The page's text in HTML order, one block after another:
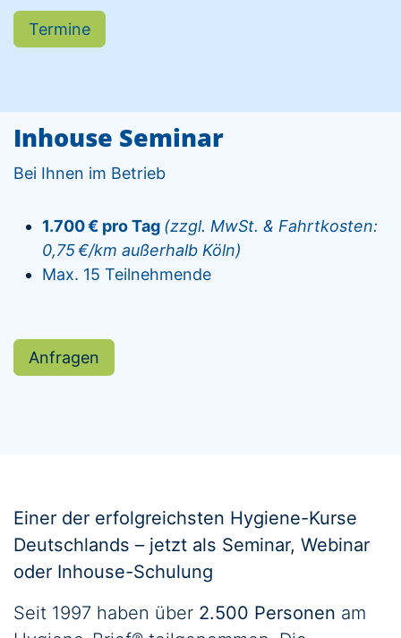
Termine
Inhouse Seminar
Bei Ihnen im Betrieb
1.700 € pro Tag (zzgl. MwSt. & Fahrtkosten:
0,75 €/km außerhalb Köln)
Max. 15 Teilnehmende
Anfragen
Einer der erfolgreichsten Hygiene-Kurse
Deutschlands – jetzt als Seminar, Webinar
oder Inhouse-Schulung
Seit 1997 haben über 2.500 Personen am